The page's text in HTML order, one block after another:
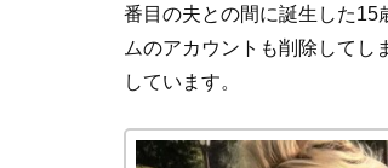
番目の夫との間に誕生した15
ムのアカウントも削除してし
しています。